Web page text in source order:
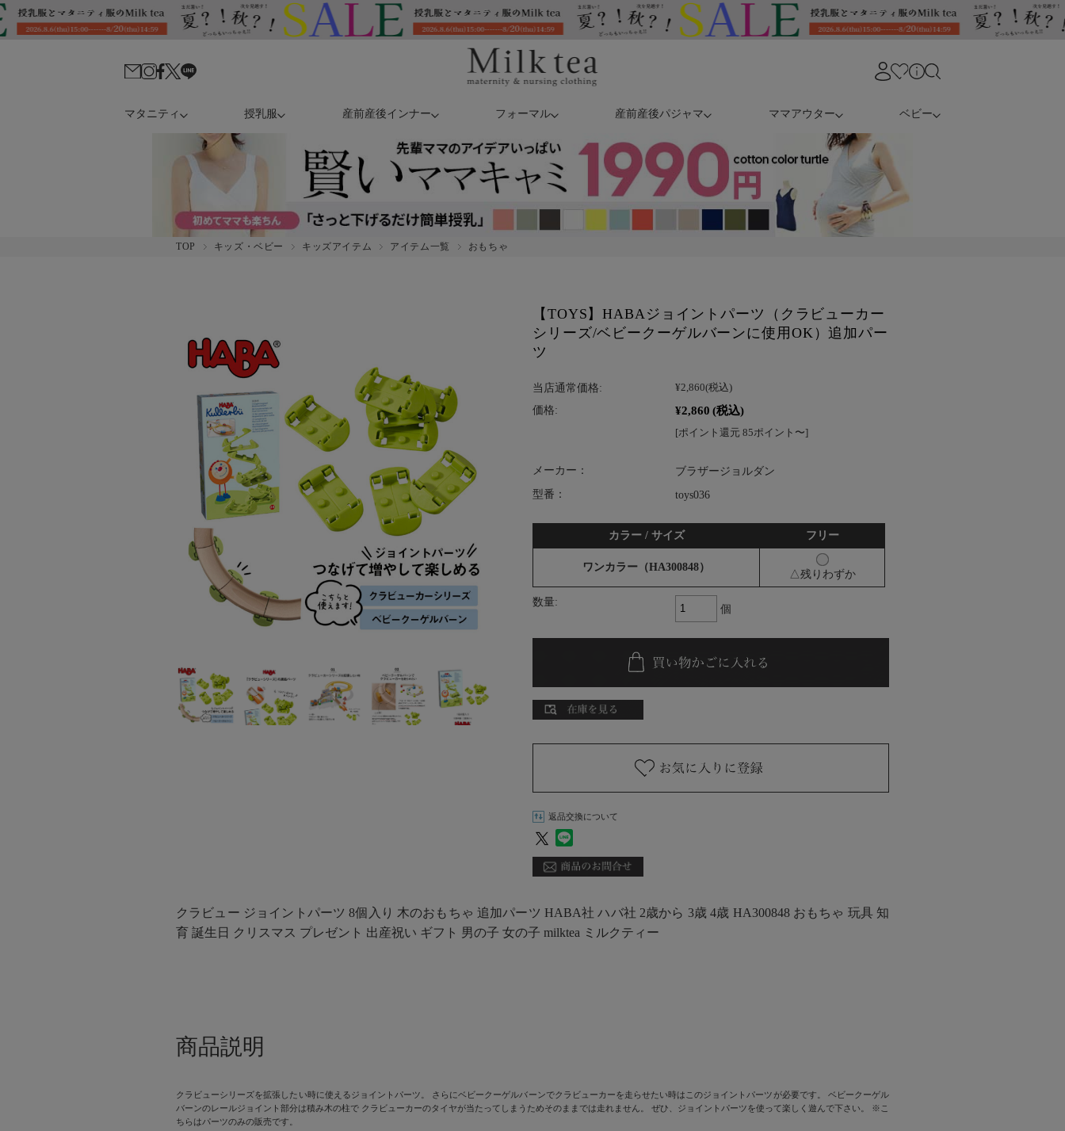
マタニティ 授乳服 産前産後インナー フォーマル 産前産後パジャマ ママアウター ベビー
TOP キッズ・ベビー キッズアイテム アイテム一覧 おもちゃ
【TOYS】HABAジョイントパーツ（クラビューカー
シリーズ/ベビークーゲルバーンに使用OK）追加パー
ツ
当店通常価格: ¥2,860(税込)
価格: ¥2,860 (税込)
[ポイント還元 85ポイント〜]
メーカー：
ブラザージョルダン
型番：
toys036
カラー / サイズ フリー
ワンカラー（HA300848）
△残りわずか
数量:
個
返品交換について
クラビュー ジョイントパーツ 8個入り 木のおもちゃ 追加パーツ HABA社 ハバ社 2歳から 3歳 4歳 HA300848 おもちゃ 玩具 知
育 誕生日 クリスマス プレゼント 出産祝い ギフト 男の子 女の子 milktea ミルクティー
商品説明
クラビューシリーズを拡張したい時に使えるジョイントパーツ。 さらにベビークーゲルバーンでクラビューカーを走らせたい時はこのジョイントパーツが必要です。 ベビークーゲル
バーンのレールジョイント部分は積み木の柱で クラビューカーのタイヤが当たってしまうためそのままでは走れません。 ぜひ、ジョイントパーツを使って楽しく遊んで下さい。 ※こ
ちらはパーツのみの販売です。